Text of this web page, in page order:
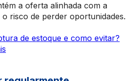
a oferta alinhada com a
risco de perder oportunidades.
de estoque e como evitar?